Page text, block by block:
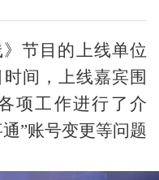
节目的上线单位
间，上线嘉宾围
项工作进行了介
”账号变更等问题